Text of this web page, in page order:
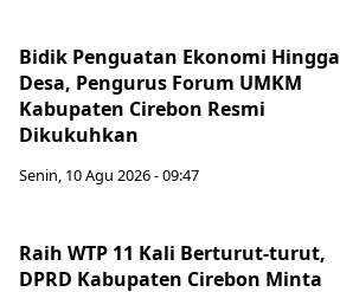
Bidik Penguatan Ekonomi Hingga
Desa, Pengurus Forum UMKM
Kabupaten Cirebon Resmi
Dikukuhkan
Senin, 10 Agu 2026 - 09:47
Raih WTP 11 Kali Berturut-turut,
DPRD Kabupaten Cirebon Minta